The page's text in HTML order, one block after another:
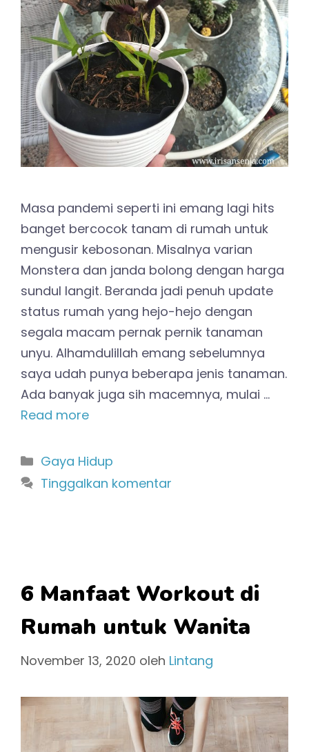
Masa pandemi seperti ini emang lagi hits
banget bercocok tanam di rumah untuk
mengusir kebosonan. Misalnya varian
Monstera dan janda bolong dengan harga
sundul langit. Beranda jadi penuh update
status rumah yang hejo-hejo dengan
segala macam pernak pernik tanaman
unyu. Alhamdulillah emang sebelumnya
saya udah punya beberapa jenis tanaman.
Ada banyak juga sih macemnya, mulai …
Read more
Kategori
Gaya Hidup
Tinggalkan komentar
6 Manfaat Workout di
Rumah untuk Wanita
November 13, 2020 oleh Lintang